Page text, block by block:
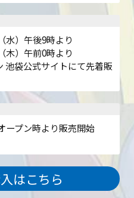
水）午後9時より
木）午前0時より
池袋公式サイトにて先着販
ープン時より販売開始
はこちら